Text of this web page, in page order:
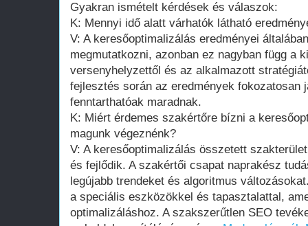
Gyakran ismételt kérdések és válaszok:
K: Mennyi idő alatt várhatók látható
V: A keresőoptimalizálás eredményei
megmutatkozni, azonban ez nagyban függ a
versenyhelyzettől és az alkalmazott
fejlesztés során az eredmények fokozatosan
fenntarthatóak maradnak.
K: Miért érdemes szakértőre bízni a
magunk végeznénk?
V: A keresőoptimalizálás összetett
és fejlődik. A szakértői csapat naprakész
legújabb trendeket és algoritmus
a speciális eszközökkel és tapasztalattal,
optimalizáláshoz. A szakszerűtlen SEO